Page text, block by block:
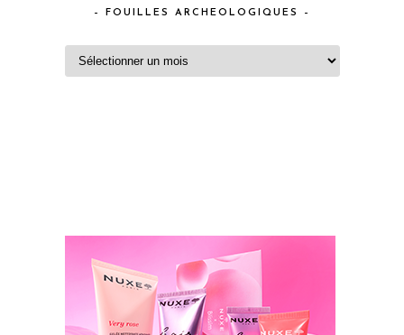
– FOUILLES ARCHEOLOGIQUES –